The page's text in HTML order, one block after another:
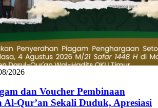
2026
dan Voucher Pembinaan
Menghafal Kalamullah